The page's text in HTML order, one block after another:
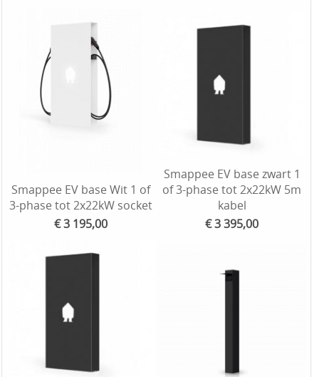
Smappee EV base Wit 1 of
3-phase tot 2x22kW socket
€ 3 195,00
Smappee EV base zwart 1
of 3-phase tot 2x22kW 5m
kabel
€ 3 395,00